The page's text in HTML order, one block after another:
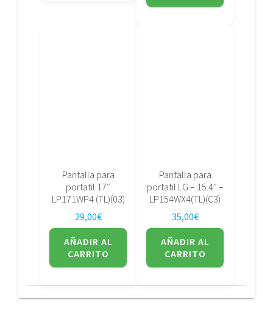
Pantalla para
portatil 17″
LP171WP4 (TL)(03)
29,00€
AÑADIR AL
CARRITO
Pantalla para
portatil LG – 15.4″ –
LP154WX4(TL)(C3)
35,00€
AÑADIR AL
CARRITO